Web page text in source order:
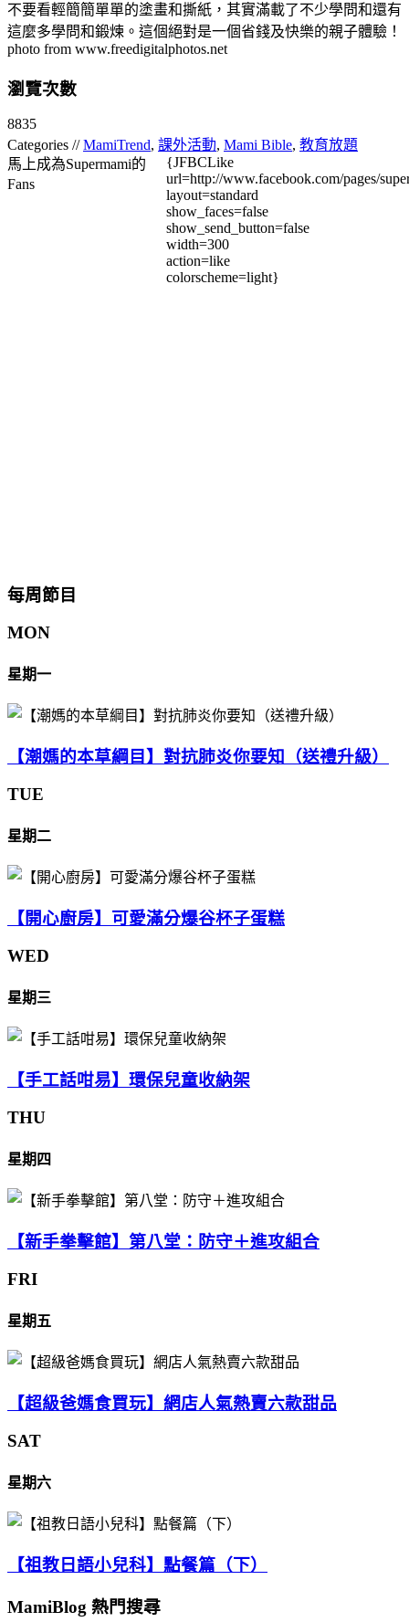
不要看輕簡簡單單的塗畫和撕紙，其實滿載了不少學問和還有
這麼多學問和鍛煉。這個絕對是一個省錢及快樂的親子體驗！
photo from www.freedigitalphotos.net
瀏覽次數
8835
Categories //MamiTrend, 課外活動, Mami Bible, 教育放題
馬上成為Supermami的
Fans
{JFBCLike
url=http://www.facebook.com/pages/
layout=standard
show_faces=false
show_send_button=false
width=300
action=like
colorscheme=light}
每周節目
MON
星期一
【潮媽的本草綱目】對抗肺炎你要知（送禮升級）
TUE
星期二
【開心廚房】可愛滿分爆谷杯子蛋糕
WED
星期三
【手工話咁易】環保兒童收納架
THU
星期四
【新手拳擊館】第八堂：防守＋進攻組合
FRI
星期五
【超級爸媽食買玩】網店人氣熱賣六款甜品
SAT
星期六
【祖教日語小兒科】點餐篇（下）
MamiBlog 熱門搜尋